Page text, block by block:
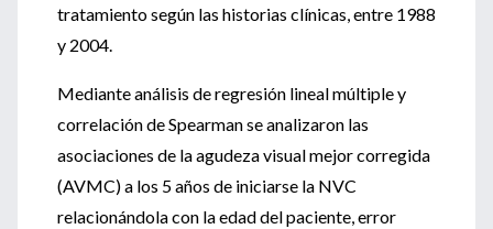
tratamiento según las historias clínicas, entre 1988
y 2004.
Mediante análisis de regresión lineal múltiple y
correlación de Spearman se analizaron las
asociaciones de la agudeza visual mejor corregida
(AVMC) a los 5 años de iniciarse la NVC
relacionándola con la edad del paciente, error